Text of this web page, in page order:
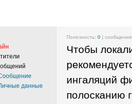
данные
Полезность: 0 |
Чтобы
ингаляций
полосканию